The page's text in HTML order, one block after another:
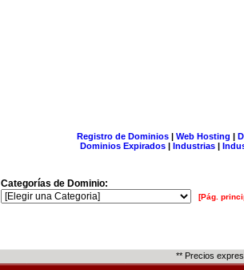
Registro de Dominios| Web Hosting |
Dominios Expirados | Industrias |
Categorías de Dominio:
[Pág.
** Precios